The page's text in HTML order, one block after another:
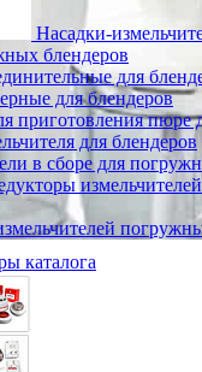
Насадки-
блендеров
для
для блендеров
приготовления пюре
для блендеров
в сборе для
каталога